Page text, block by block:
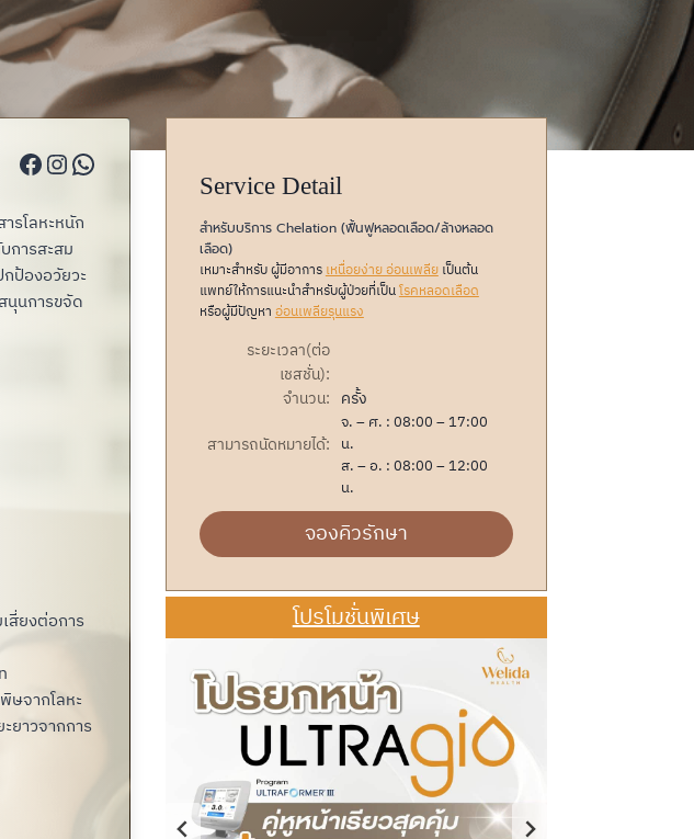
Facebook
Instagram
WhatsApp
รโลหะหนัก
การสะสม
ป้องอวัยวะ
นุนการขจัด
สี่ยงต่อการ
ษจากโลหะ
ยาวจากการ
Service Detail
สำหรับบริการ Chelation (ฟื้นฟูหลอดเลือด/ล้างหลอด
เลือด)
เหมาะสำหรับ ผู้มีอาการเหนื่อยง่าย อ่อนเพลียเป็นต้น
แพทย์ให้การแนะนำสำหรับผู้ป่วยที่เป็นโรคหลอดเลือด
หรือผู้มีปัญหา อ่อนเพลียรุนแรง
ระยะเวลา(ต่อ
เชสชั่น):
จำนวน: ครั้ง
สามารถนัดหมายได้:
จ. – ศ. : 08:00 – 17:00
น.
ส. – อ. : 08:00 – 12:00
น.
จองคิวรักษา
โปรโมชั่นพิเศษ